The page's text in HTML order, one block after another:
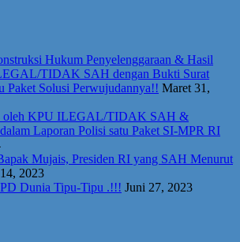
Hukum Penyelenggaraan & Hasil
TIDAK SAH dengan Bukti Surat
Paket Solusi Perwujudannya!! Maret 31,
oleh KPU ILEGAL/TIDAK SAH &
Laporan Polisi satu Paket SI-MPR RI
Mujais, Presiden RI yang SAH Menurut
2023
Dunia Tipu-Tipu .!!! Juni 27, 2023